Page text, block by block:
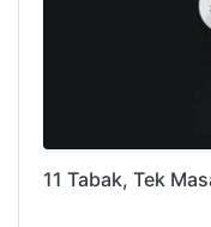
11 Tabak, Tek